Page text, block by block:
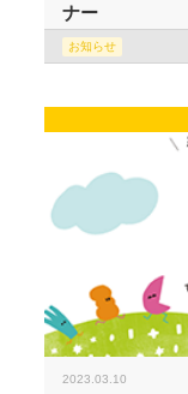
ナー
お知らせ
2023.03.10